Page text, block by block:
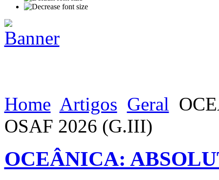
Home Artigos Geral
OSAF 2026 (G.III)
OCEÂNICA: